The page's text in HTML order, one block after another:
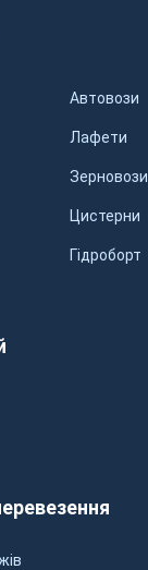
Автовози
Лафети
Зерновози
Цистерни
Гідроборт